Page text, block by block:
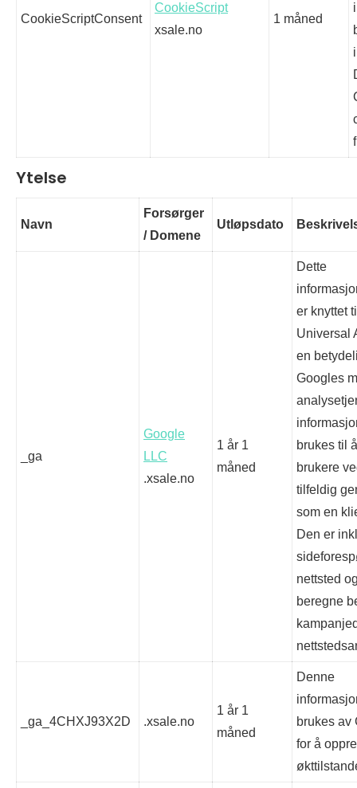
CookieScriptConsent
CookieScript
xsale.no
1 måned
Ytelse
Navn
Forsørger
/ Domene
Utløpsdato
_ga
Google
LLC
.xsale.no
1 år 1
måned
Dette
er knyttet
Universal
en
Googles
brukes til
brukere
tilfeldig
som en
Den er
nettsted
beregne
_ga_4CHXJ93X2D .xsale.no
1 år 1
måned
Denne
brukes av
for å